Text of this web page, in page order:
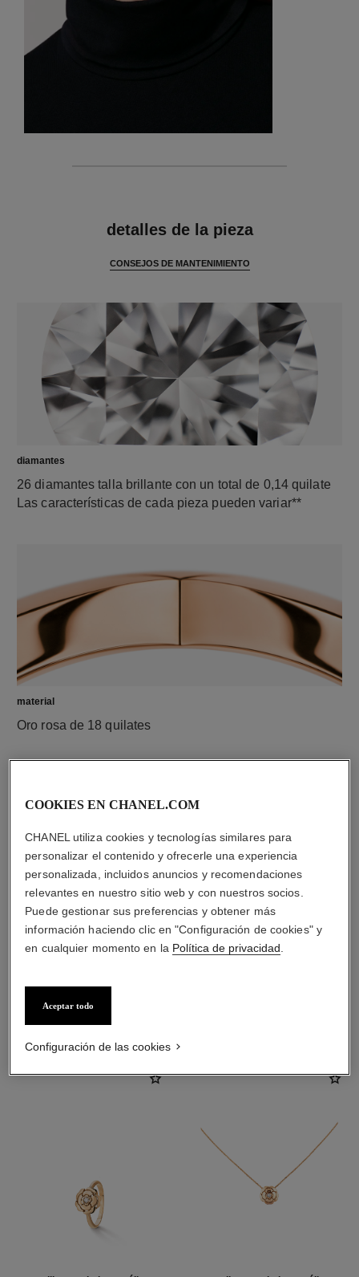
detalles de la pieza
CONSEJOS DE MANTENIMIENTO
diamantes
26 diamantes talla brillante con un total de 0,14 quilate
Las características de cada pieza pueden variar**
material
Oro rosa de 18 quilates
cierre
Cierre trasero con varilla para lóbulos perforados
COOKIES EN CHANEL.COM
CHANEL utiliza cookies y tecnologías similares para
personalizar el contenido y ofrecerle una experiencia
personalizada, incluidos anuncios y recomendaciones
relevantes en nuestro sitio web y con nuestros socios.
Puede gestionar sus preferencias y obtener más
información haciendo clic en "Configuración de cookies" y
en cualquier momento en la Política de privacidad
Aceptar todo
Configuración de las cookies